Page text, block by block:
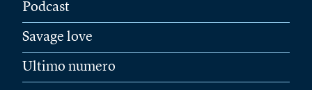
Podcast
Savage love
Ultimo numero